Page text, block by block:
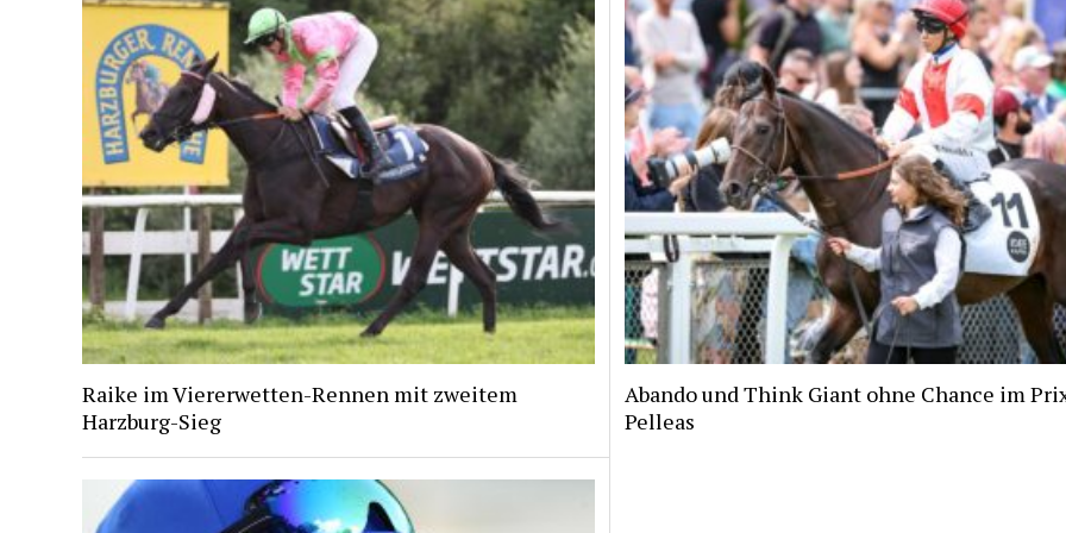
Raike im Viererwetten-Rennen mit zweitem
Harzburg-Sieg
Abando und Think Giant ohne Chance im
Pelleas